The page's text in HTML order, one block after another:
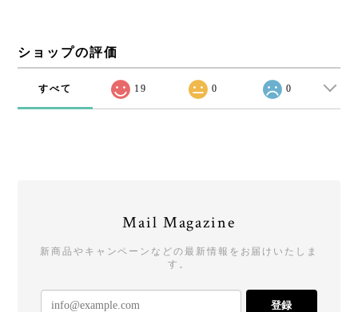
ショップの評価
すべて 19 0 0
Mail Magazine
新商品やキャンペーンなどの最新情報をお届けいたしま
す。
登録